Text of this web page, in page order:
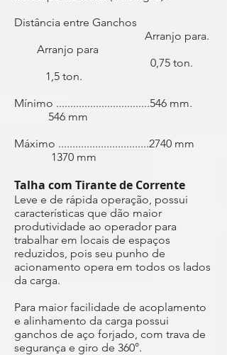
Distância entre Ganchos
Arranjo para.
Arranjo para
0,75 ton.
1,5 ton.
Mínimo .................................546 mm.
546 mm
Máximo ................................2740 mm
1370 mm
Talha com Tirante de Corrente
Leve e de rápida operação, possui
características que dão maior
produtividade ao operador para
trabalhar em locais de espaços
reduzidos, pois seu punho de
acionamento opera em todos os lados
da carga.
Para maior facilidade de acoplamento
e alinhamento da carga possui
ganchos de aço forjado, com trava de
segurança e giro de 360°.